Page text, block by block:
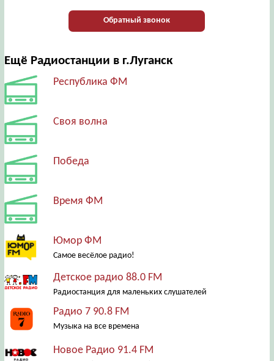
Обратный звонок
Ещё Радиостанции в г.Луганск
Республика ФМ
Своя волна
Победа
Время ФМ
Юмор ФМ
Самое весёлое радио!
Детское радио 88.0 FM
Радиостанция для маленьких слушателей
Радио 7 90.8 FM
Музыка на все времена
Новое Радио 91.4 FM